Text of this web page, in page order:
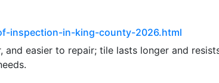
inspection-in-king-county-2026.html
easier to repair; tile lasts longer and